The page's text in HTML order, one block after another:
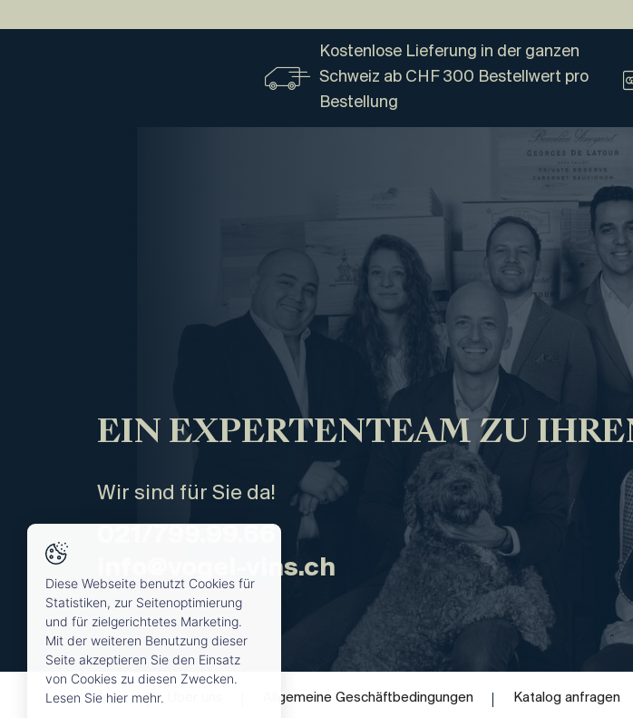
Kostenlose Lieferung in der ganzen
Schweiz ab CHF 300 Bestellwert pro
Bestellung
EIN EXPERTENTEAM ZU
Wir sind für Sie da!
info@vogel-vins.ch
News Allgemeine Geschäftbedingungen Katalog anfragen
Diese Webseite benutzt Cookies für
Statistiken, zur Seitenoptimierung
und für zielgerichtetes Marketing.
Mit der weiteren Benutzung dieser
Seite akzeptieren Sie den Einsatz
von Cookies zu diesen Zwecken.
Lesen Sie hier mehr.